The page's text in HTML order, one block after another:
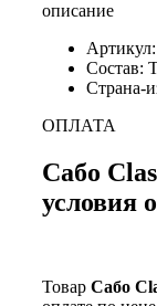
описание
Состав:
Страна-
ОПЛАТА
Сабо
условия
Товар Сабо